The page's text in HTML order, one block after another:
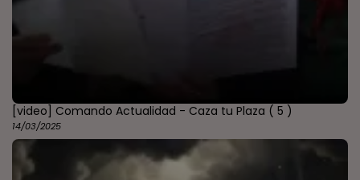
[video] Comando Actualidad - Caza tu Plaza ( 5 )
14/03/2025